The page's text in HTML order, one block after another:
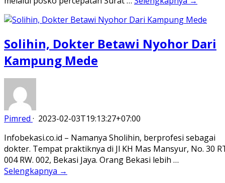
Solihin, Dokter Betawi Nyohor Dari
Kampung Mede
Pimred · 2023-02-03T19:13:27+07:00
Infobekasi.co.id – Namanya Sholihin, berprofesi sebagai
dokter. Tempat praktiknya di Jl KH Mas Mansyur, No. 30
004 RW. 002, Bekasi Jaya. Orang Bekasi lebih …
Selengkapnya →